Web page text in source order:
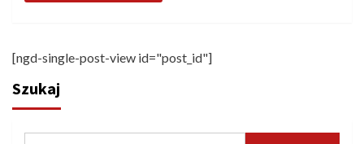
[ngd-single-post-view id="post_id"]
Szukaj